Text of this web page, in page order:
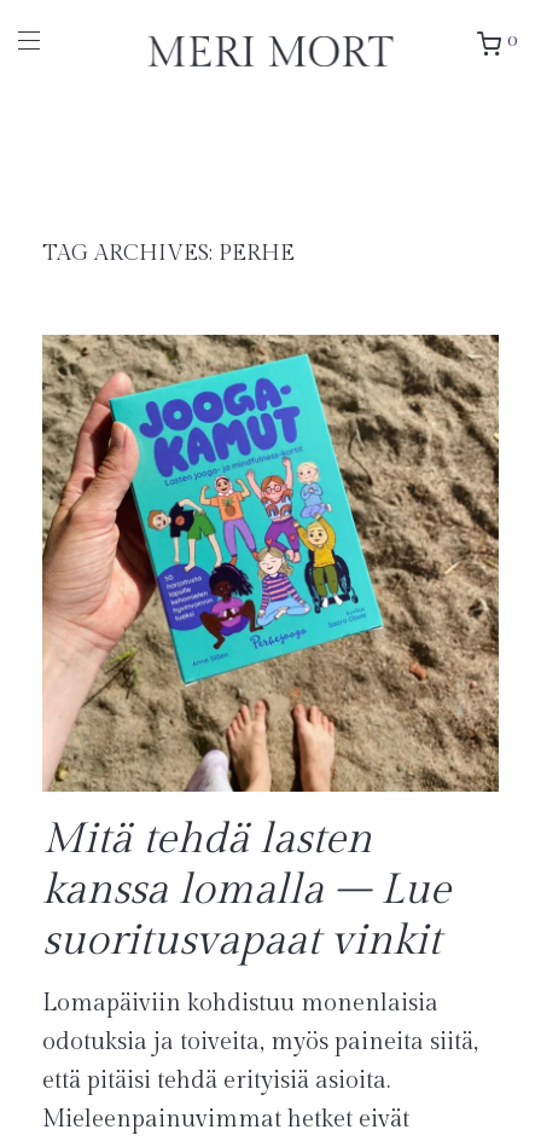
0
TAG ARCHIVES: PERHE
Mitä tehdä lasten
kanssa lomalla – Lue
suoritusvapaat vinkit
Lomapäiviin kohdistuu monenlaisia
odotuksia ja toiveita, myös paineita siitä,
että pitäisi tehdä erityisiä asioita.
Mieleenpainuvimmat hetket eivät